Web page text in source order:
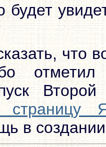
будет
что
страницу
в